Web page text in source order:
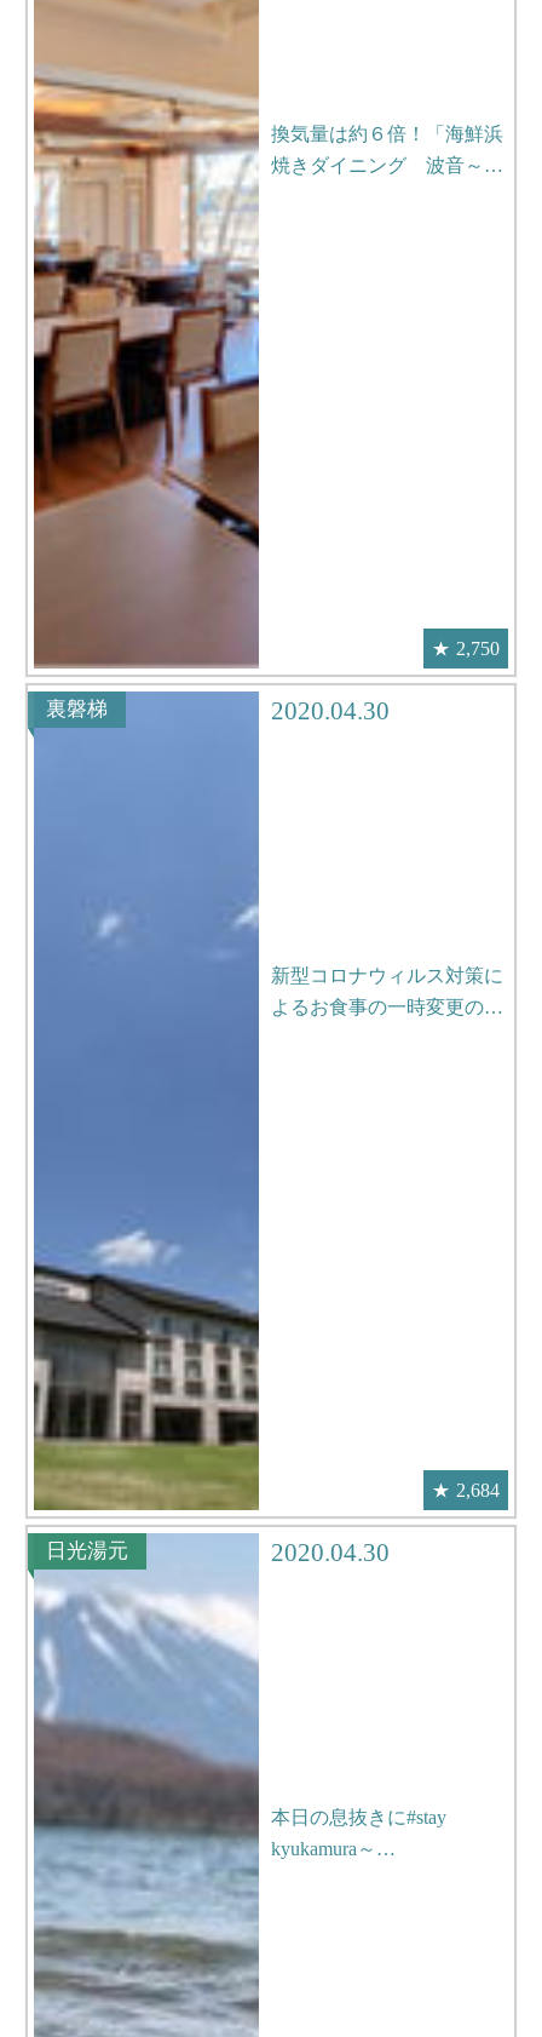
換気量は約６倍！「海鮮浜
焼きダイニング 波音～…
2,750
裏磐梯 2020.04.30
新型コロナウィルス対策に
よるお食事の一時変更の…
2,684
日光湯元 2020.04.30
本日の息抜きに#stay
kyukamura～…